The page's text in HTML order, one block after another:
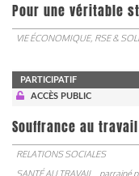
Pour une véritable
VIE ÉCONOMIQUE, RSE &
PARTICIPATIF
ACCÈS PUBLIC
Souffrance au
RELATIONS SOCIALES
SANTÉ AU TRAVAIL
parrainé